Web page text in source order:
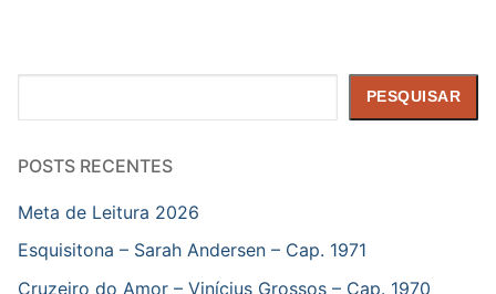
PESQUISAR
POSTS RECENTES
Meta de Leitura 2026
Esquisitona – Sarah Andersen – Cap. 1971
Cruzeiro do Amor – Vinícius Grossos – Cap. 1970